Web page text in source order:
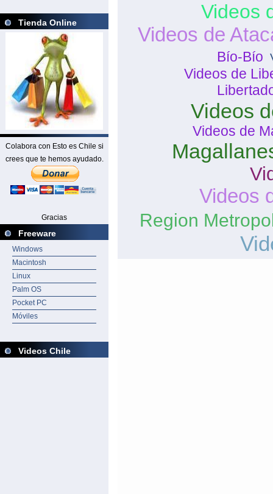
Tienda Online
Colabora con Esto es Chile si
crees que te hemos ayudado.
Gracias
Freeware
Windows
Macintosh
Linux
Palm OS
Pocket PC
Móviles
Videos Chile
Videos
Videos de
Bío-Bío
Videos de
Videos
Videos de
Videos
Region